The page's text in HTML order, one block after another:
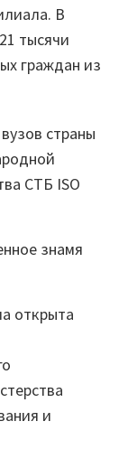
В
тысячи
граждан из
страны
СТБ ISO
знамя
открыта
и